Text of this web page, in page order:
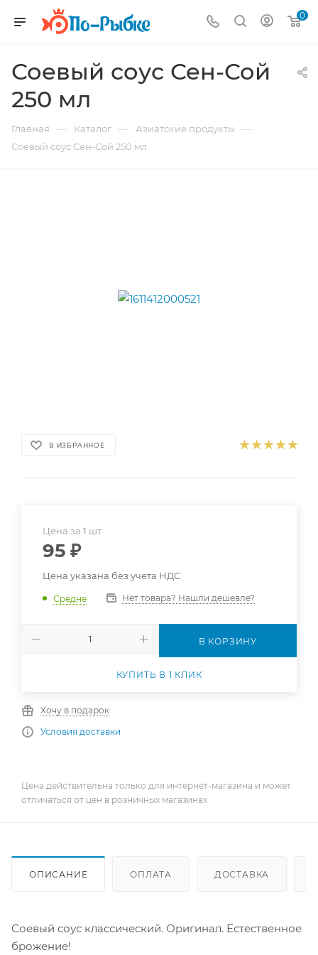
0
Соевый соус Сен-Сой
250 мл
Главная — Каталог — Азиатские продукты —
Соевый соус Сен-Сой 250 мл
В ИЗБРАННОЕ
Цена за 1 шт.
95 ₽
Цена указана без учета НДС
Средне Нет товара? Нашли дешевле?
В КОРЗИНУ
КУПИТЬ В 1 КЛИК
Хочу в подарок
Условия доставки
Цена действительна только для интернет-магазина и может
отличаться от цен в розничных магазинах
ОПИСАНИЕ ОПЛАТА ДОСТАВКА
Соевый соус классический. Оригинал. Естественное
брожение!